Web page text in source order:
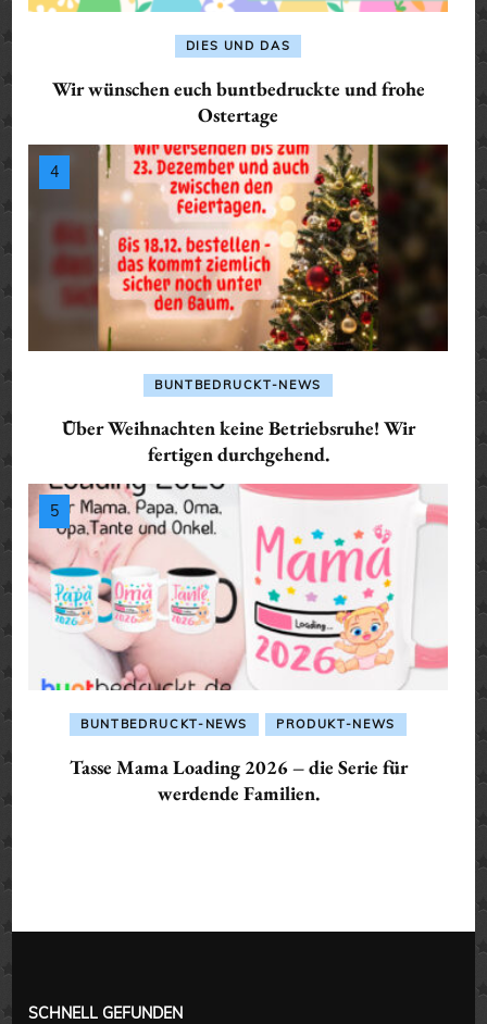
DIES UND DAS
Wir wünschen euch buntbedruckte und frohe
Ostertage
BUNTBEDRUCKT-NEWS
Über Weihnachten keine Betriebsruhe! Wir
fertigen durchgehend.
BUNTBEDRUCKT-NEWS PRODUKT-NEWS
Tasse Mama Loading 2026 – die Serie für
werdende Familien.
SCHNELL GEFUNDEN